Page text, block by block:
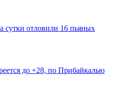
отловили 16 пьяных
до +28, по Прибайкалью